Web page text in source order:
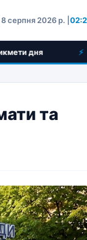
8 серпня 2026 р. |
Для чого взагалі
та